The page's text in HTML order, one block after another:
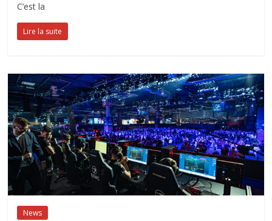
C’est la
Lire la suite
News